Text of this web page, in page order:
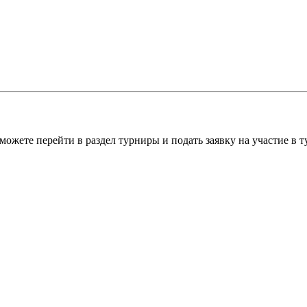
перейти в раздел турниры и подать заявку на участие в